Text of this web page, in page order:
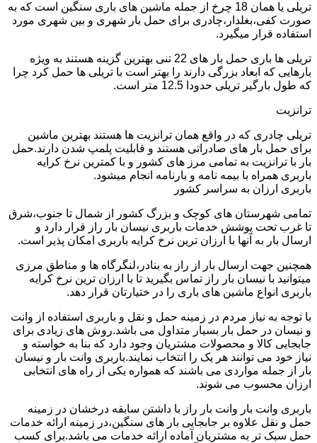
تریلی یا همان 18 چرخ از جمله ماشین های باری سنگین است که به
صورت کفی،بغلدار،چادری برای حمل بار شهری و بین شهری مورد
استفاده قرار میگیرد.
تریلی ها باری حمل بار های 22 تنی بهترین گزینه هستند به ویژه
بارهایی که ابعاد بزرگی دارند را بهتر است با تریلی ها حمل کرد چرا
که طول بارگیر تریلی حدودا 12.5 متر است.
ترانزیت
تریلی چادری که در واقع همان ترانزیت ها هستند بهترین ماشین
برای حمل بار های صادراتی هستند و قابلیت پلمپ شدن دارند.حمل
بار با ترانزیت به تمامی مرز های کشور و با کمترین نرخ کرایه
باربری همراه با بیمه نامه و بارنامه انجام میشود.
باربری ارزان به سراسر کشور
تمامی شهرستان های کوچک و بزرگ کشور از شمال تا جنوب،شرق
تا غرب تحت پوشش خدمات باربری نیسان بار راز قرار دارد و
ارسال بار به آنها با ارزان ترین نرخ کرایه باربری امکان پذیر است.
همچنین جهت ارسال بار از راز به بنادر،لنگرگاه ها و مناطق مرزی
میتوانید با نیسان بار راز تماس بگیرید تا با ارزان ترین نرخ کرایه
باربری انواع ماشین های باری را در ختیارتان قرار دهد.
با توجه به نیاز مردم در زمینه حمل و نقل و باربری استفاده از وانت
و نیسان در حمل بار بسیار متداول می باشد.روش های زیادی برای
جابجایی کالا و محصولات مشتریان وجود دارد که بنا به خواسته و
نیاز خود می توانند هر یک را انتخاب نمایند.باربری وانت بار و نیسان
بار از جمله مواردی می باشند که همواره یکی از راه های انتخابی
ارزان محسوب می شوند.
باربری وانت بار وانت بار راز با داشتن سابقه درخشان در زمینه
حمل و نقل علاوه بر جابجایی بار های سنگین،در زمینه ارائه خدمات
حمل سبک تر به مشتریان آماده ارائه خدمات می باشد.برای کسب